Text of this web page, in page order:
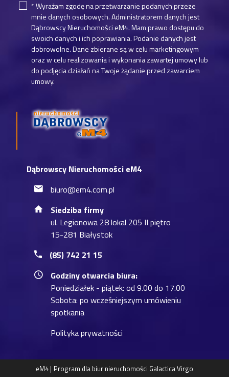
Dąbrowscy Nieruchomości eM4
biuro@em4.com.pl
Siedziba firmy
ul. Legionowa 28 lokal 205 II piętro
15-281 Białystok
(85) 742 21 15
Godziny otwarcia biura:
Poniedziałek - piątek: od 9.00 do 17.00
Sobota: po wcześniejszym umówieniu
spotkania
Polityka prywatności
* Wyrażam zgodę na przetwarzanie podanych przeze
mnie danych osobowych. Administratorem danych jest
Dąbrowscy Nieruchomości eM4. Mam prawo dostępu do
swoich danych i ich poprawiania. Podanie danych jest
dobrowolne. Dane zbierane są w celu marketingowym
oraz w celu realizowania i wykonania zawartej umowy lub
do podjęcia działań na Twoje żądanie przed zawarciem
umowy.
eM4 | Program dla biur nieruchomości Galactica Virgo